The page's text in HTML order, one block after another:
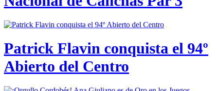
Patrick Flavin conquista el 94º
Abierto del Centro